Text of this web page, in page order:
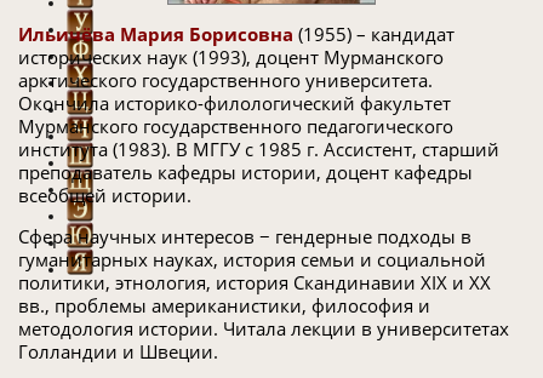
Ильичёва Мария Борисовна (1955) – кандидат
исторических наук (1993), доцент Мурманского
арктического государственного университета.
Окончила историко-филологический факультет
Мурманского государственного педагогического
института (1983). В МГГУ с 1985 г. Ассистент, старший
преподаватель кафедры истории, доцент кафедры
всеобщей истории.
Сфера научных интересов − гендерные подходы в
гуманитарных науках, история семьи и социальной
политики, этнология, история Скандинавии XIX и XX
вв., проблемы американистики, философия и
методология истории. Читала лекции в университетах
Голландии и Швеции.